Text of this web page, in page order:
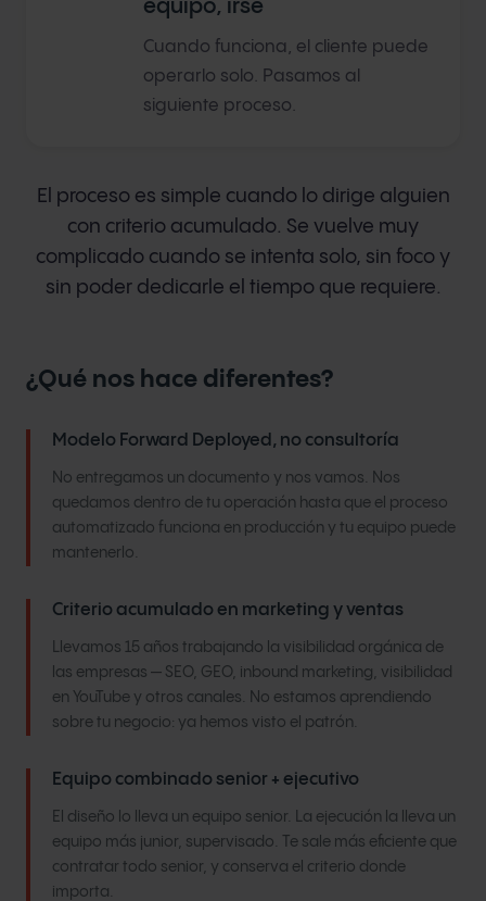
equipo, irse
Cuando funciona, el cliente puede
operarlo solo. Pasamos al
siguiente proceso.
El proceso es simple cuando lo dirige alguien
con criterio acumulado. Se vuelve muy
complicado cuando se intenta solo, sin foco y
sin poder dedicarle el tiempo que requiere.
¿Qué nos hace diferentes?
Modelo Forward Deployed, no consultoría
No entregamos un documento y nos vamos. Nos
quedamos dentro de tu operación hasta que el proceso
automatizado funciona en producción y tu equipo puede
mantenerlo.
Criterio acumulado en marketing y ventas
Llevamos 15 años trabajando la visibilidad orgánica de
las empresas — SEO, GEO, inbound marketing, visibilidad
en YouTube y otros canales. No estamos aprendiendo
sobre tu negocio: ya hemos visto el patrón.
Equipo combinado senior + ejecutivo
El diseño lo lleva un equipo senior. La ejecución la lleva un
equipo más junior, supervisado. Te sale más eficiente que
contratar todo senior, y conserva el criterio donde
importa.